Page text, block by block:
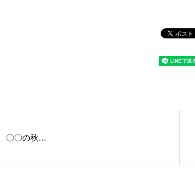
〇〇の秋…